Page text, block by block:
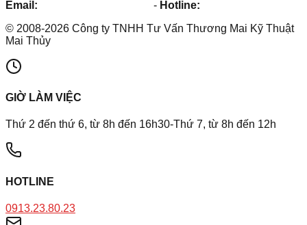
Email:
- Hotline:
© 2008-2026 Công ty TNHH Tư Vấn Thương Mai Kỹ Thuật
Mai Thủy
GIỜ LÀM VIỆC
Thứ 2 đến thứ 6, từ 8h đến 16h30-Thứ 7, từ 8h đến 12h
HOTLINE
0913.23.80.23